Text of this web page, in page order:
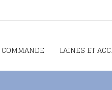
LAINES ET